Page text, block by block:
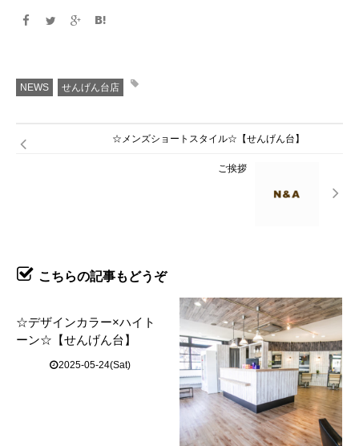
NEWS せんげん台店
☆メンズショートスタイル☆【せんげん台】
ご挨拶
こちらの記事もどうぞ
☆デザインカラー×ハイト
ーン☆【せんげん台】
2025-05-24(Sat)